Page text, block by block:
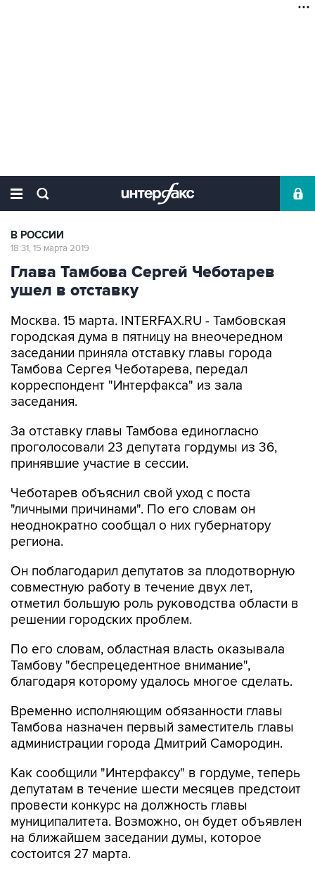
В РОССИИ
18:31, 15 марта 2019
Глава Тамбова Сергей Чеботарев
ушел в отставку
Москва. 15 марта. INTERFAX.RU - Тамбовская
городская дума в пятницу на внеочередном
заседании приняла отставку главы города
Тамбова Сергея Чеботарева, передал
корреспондент "Интерфакса" из зала
заседания.
За отставку главы Тамбова единогласно
проголосовали 23 депутата гордумы из 36,
принявшие участие в сессии.
Чеботарев объяснил свой уход с поста
"личными причинами". По его словам он
неоднократно сообщал о них губернатору
региона.
Он поблагодарил депутатов за плодотворную
совместную работу в течение двух лет,
отметил большую роль руководства области в
решении городских проблем.
По его словам, областная власть оказывала
Тамбову "беспрецедентное внимание",
благодаря которому удалось многое сделать.
Временно исполняющим обязанности главы
Тамбова назначен первый заместитель главы
администрации города Дмитрий Самородин.
Как сообщили "Интерфаксу" в гордуме, теперь
депутатам в течение шести месяцев предстоит
провести конкурс на должность главы
муниципалитета. Возможно, он будет объявлен
на ближайшем заседании думы, которое
состоится 27 марта.